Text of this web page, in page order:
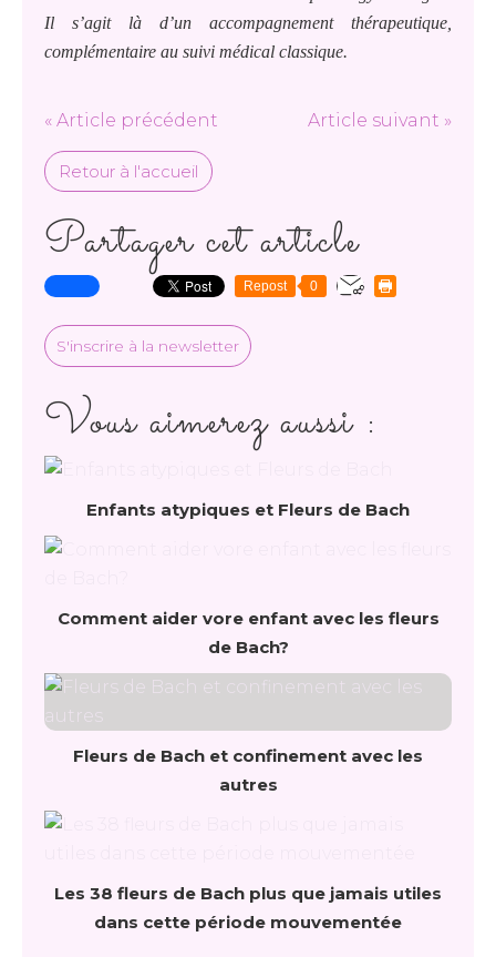
Il s’agit là d’un accompagnement thérapeutique,
complémentaire au suivi médical classique.
« Article précédent Article suivant »
Retour à l'accueil
Partager cet article
Repost 0
S'inscrire à la newsletter
Vous aimerez aussi :
Enfants atypiques et Fleurs de Bach
Comment aider vore enfant avec les fleurs
de Bach?
Fleurs de Bach et confinement avec les
autres
Les 38 fleurs de Bach plus que jamais utiles
dans cette période mouvementée